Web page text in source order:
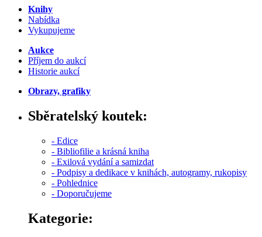
Knihy
Nabídka
Vykupujeme
Aukce
Příjem do aukcí
Historie aukcí
Obrazy, grafiky
Sběratelský koutek:
- Edice
- Bibliofilie a krásná kniha
- Exilová vydání a samizdat
- Podpisy a dedikace v knihách, autogramy, rukopisy
- Pohlednice
- Doporučujeme
Kategorie: